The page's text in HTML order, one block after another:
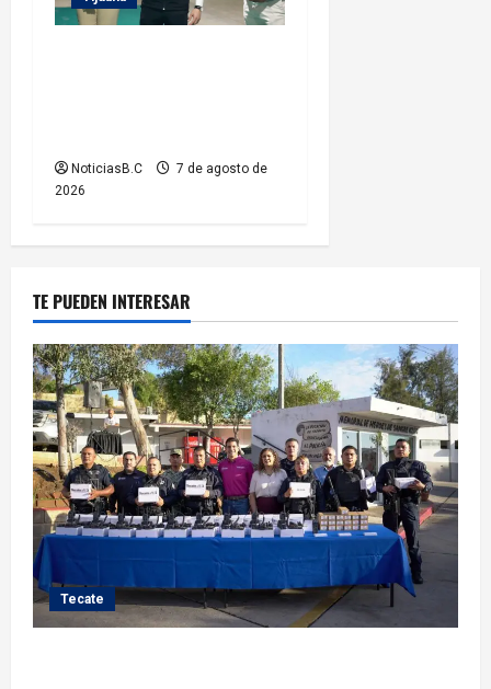
NoticiasB.C
7 de agosto de
2026
TE PUEDEN INTERESAR
Tecate